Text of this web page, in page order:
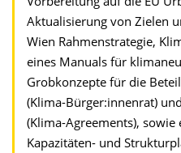
Aktualisierung von Zielen
Wien Rahmenstrategie,
eines Manuals für
Grobkonzepte für die
(Klima-Bürger:innenrat)
(Klima-Agreements),
Kapazitäten- und